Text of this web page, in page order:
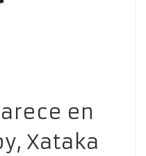
en
Xataka